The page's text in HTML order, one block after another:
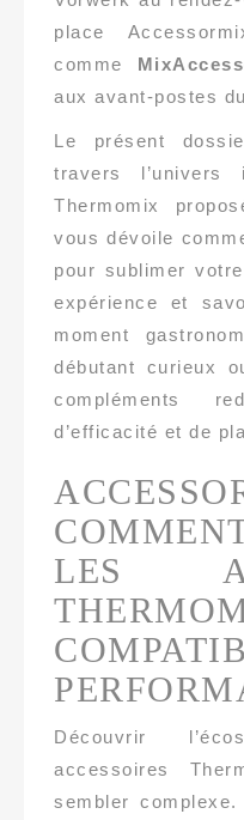
place
comme
aux avant-postes
Le présent
travers l’univers
Thermomix
vous dévoile
pour sublimer
expérience et
moment
débutant curieux
compléments
d’efficacité et de
LES
Découvrir
accessoires
sembler